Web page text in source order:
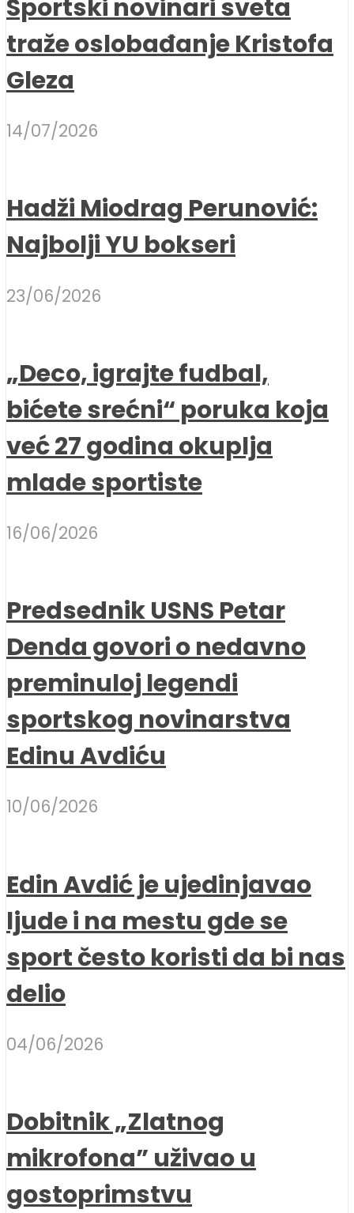
Sportski novinari sveta
traže oslobađanje Kristofa
Gleza
14/07/2026
Hadži Miodrag Perunović:
Najbolji YU bokseri
23/06/2026
„Deco, igrajte fudbal,
bićete srećni“ poruka koja
već 27 godina okuplja
mlade sportiste
16/06/2026
Predsednik USNS Petar
Denda govori o nedavno
preminuloj legendi
sportskog novinarstva
Edinu Avdiću
10/06/2026
Edin Avdić je ujedinjavao
ljude i na mestu gde se
sport često koristi da bi nas
delio
04/06/2026
Dobitnik „Zlatnog
mikrofona” uživao u
gostoprimstvu